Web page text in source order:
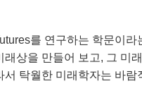
를 연구하는 학문이라
상을 만들어 보고, 그 미
탁월한 미래학자는 바람